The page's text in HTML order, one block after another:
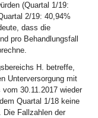
(Quartal 1/19:
2/19: 40,94%
dass die
pro Behandlungsfall
H. betreffe,
Unterversorgung mit
30.11.2017 wieder
Quartal 1/18 keine
Die Fallzahlen der